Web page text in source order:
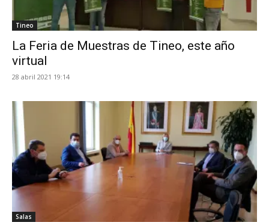
Tineo
La Feria de Muestras de Tineo, este año
virtual
28 abril 2021 19:14
Salas